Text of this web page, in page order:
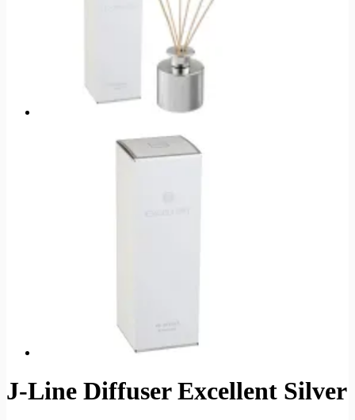
J-Line Diffuser Excellent Silver